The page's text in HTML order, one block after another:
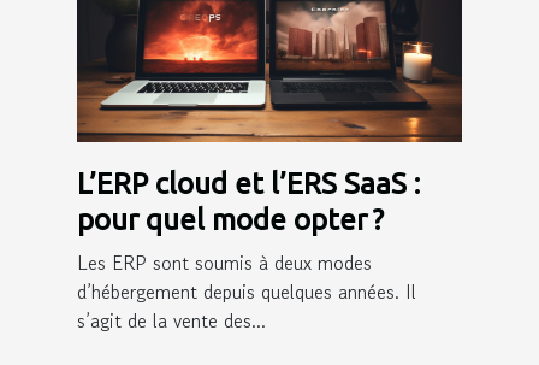
L’ERP cloud et l’ERS SaaS :
pour quel mode opter ?
Les ERP sont soumis à deux modes
d’hébergement depuis quelques années. Il
s’agit de la vente des...